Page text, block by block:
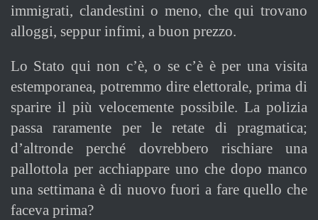
immigrati, clandestini o meno, che qui trovano
alloggi, seppur infimi, a buon prezzo.
Lo Stato qui non c’è, o se c’è è per una visita
estemporanea, potremmo dire elettorale, prima di
sparire il più velocemente possibile. La polizia
passa raramente per le retate di pragmatica;
d’altronde perché dovrebbero rischiare una
pallottola per acchiappare uno che dopo manco
una settimana è di nuovo fuori a fare quello che
faceva prima?